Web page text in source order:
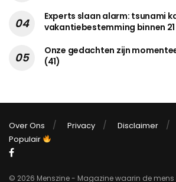
Experts slaan alarm: tsunami
vakantiebestemming binnen
Onze gedachten zijn
(41)
Over Ons Privacy Disclaimer
Populair
© 2026 Menszine - Magazine waarin de